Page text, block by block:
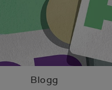
Blogg